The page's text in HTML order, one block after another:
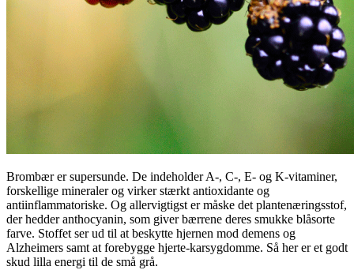
Brombær er supersunde. De indeholder A-, C-, E- og K-vitaminer,
forskellige mineraler og virker stærkt antioxidante og
antiinflammatoriske. Og allervigtigst er måske det plantenæringsstof,
der hedder anthocyanin, som giver bærrene deres smukke blåsorte
farve. Stoffet ser ud til at beskytte hjernen mod demens og
Alzheimers samt at forebygge hjerte-karsygdomme. Så her er et godt
skud lilla energi til de små grå.